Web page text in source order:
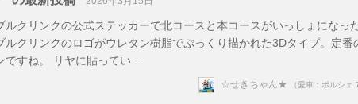
ルクリンクの公式ステッカーで北コースと本コースがいっしょになっ
ルクリンクのロゴがウレタン樹脂でぷっくり描かれた3Dタイプ。定番
ですね。 リヤに貼ってい ...
☆せきちゃん★ （愛車：ポルシェ